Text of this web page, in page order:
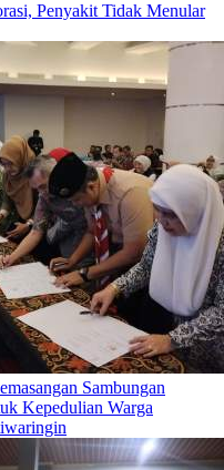
Penyakit Tidak Menular
Sambungan
Kepedulian Warga